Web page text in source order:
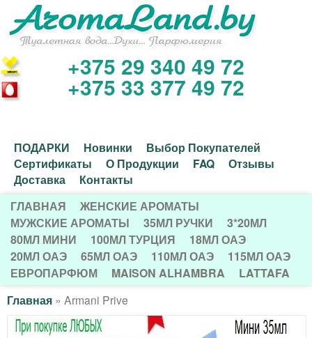
Перейти
к
содержанию
И
н
т
е
р
н
е
т
+375 29 340 49 72
+375 33 377 49 72
Д
о
п
о
л
н
и
ПОДАРКИ Новинки
Выбор Покупателей
Сертификаты
О Продукции FAQ
Отзывы
Доставка
Контакты
Л
А
В
ГЛАВНАЯ
ЖЕНСКИЕ АРОМАТЫ
МУЖСКИЕ АРОМАТЫ
35МЛ РУЧКИ
3*20МЛ
80МЛ МИНИ
100МЛ ТУРЦИЯ
18МЛ ОАЭ
20МЛ ОАЭ
65МЛ ОАЭ 110МЛ ОАЭ
115МЛ ОАЭ
ЕВРОПАРФЮМ
MAISON ALHAMBRA LATTAFA
В
Главная » Armani Prive